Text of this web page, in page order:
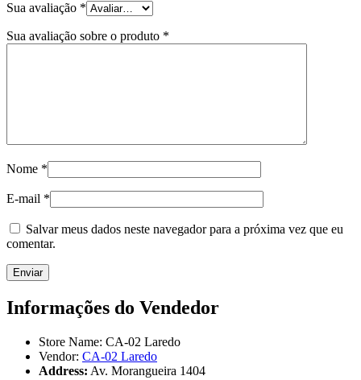
Sua avaliação *
Sua avaliação sobre o produto *
Nome *
E-mail *
Salvar meus dados neste navegador para a próxima vez que eu
comentar.
Informações do Vendedor
Store Name: CA-02 Laredo
Vendor: CA-02 Laredo
Address: Av. Morangueira 1404